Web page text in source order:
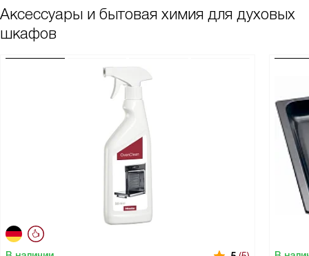
Аксессуары и бытовая химия для духовых
шкафов